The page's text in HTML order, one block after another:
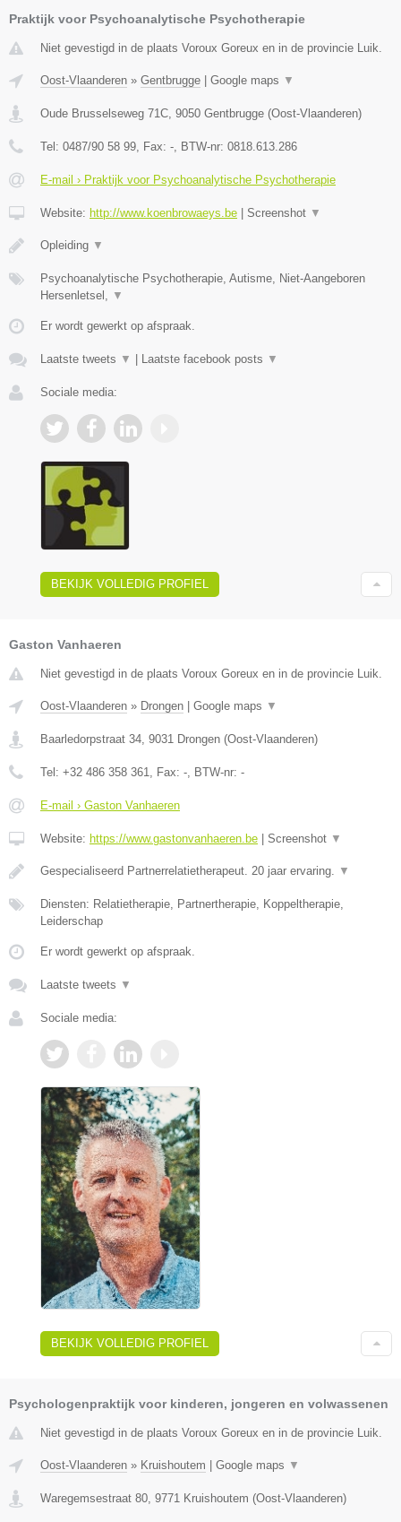
Praktijk voor Psychoanalytische Psychotherapie
Niet gevestigd in de plaats Voroux Goreux en in de provincie Luik.
Oost-Vlaanderen » Gentbrugge Google maps ▼
Oude Brusselseweg 71C, 9050 Gentbrugge (Oost-Vlaanderen)
Tel: 0487/90 58 99, Fax: -, BTW-nr: 0818.613.286
E-mail › Praktijk voor Psychoanalytische Psychotherapie
Website: http://www.koenbrowaeys.be Screenshot ▼
Opleiding ▼
Psychoanalytische Psychotherapie, Autisme, Niet-Aangeboren
Hersenletsel, ▼
Er wordt gewerkt op afspraak.
Laatste tweets ▼ Laatste facebook posts ▼
Sociale media:
BEKIJK VOLLEDIG PROFIEL
Gaston Vanhaeren
Niet gevestigd in de plaats Voroux Goreux en in de provincie Luik.
Oost-Vlaanderen » Drongen Google maps ▼
Baarledorpstraat 34, 9031 Drongen (Oost-Vlaanderen)
Tel: +32 486 358 361, Fax: -, BTW-nr: -
E-mail › Gaston Vanhaeren
Website: https://www.gastonvanhaeren.be Screenshot ▼
Gespecialiseerd Partnerrelatietherapeut. 20 jaar ervaring. ▼
Diensten: Relatietherapie, Partnertherapie, Koppeltherapie,
Leiderschap
Er wordt gewerkt op afspraak.
Laatste tweets ▼
Sociale media:
BEKIJK VOLLEDIG PROFIEL
Psychologenpraktijk voor kinderen, jongeren en volwassenen
Niet gevestigd in de plaats Voroux Goreux en in de provincie Luik.
Oost-Vlaanderen » Kruishoutem Google maps ▼
Waregemsestraat 80, 9771 Kruishoutem (Oost-Vlaanderen)